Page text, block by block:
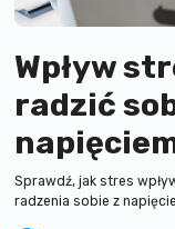
Wpływ
radzić
Sprawdź, jak stres
radzenia sobie z